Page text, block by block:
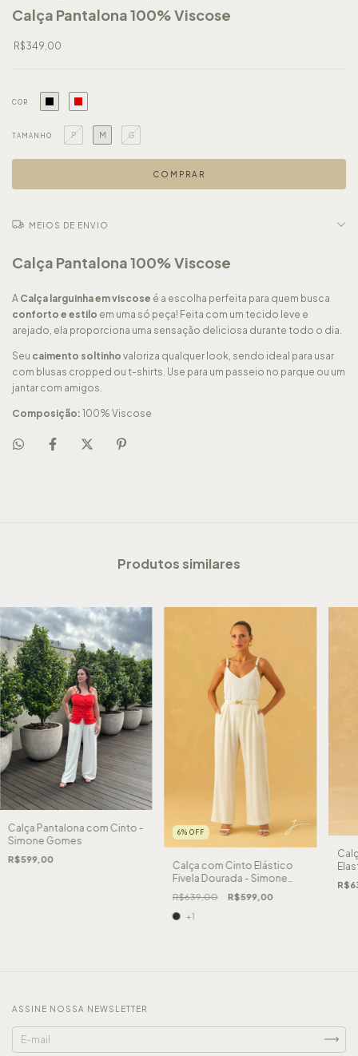
Calça Pantalona 100% Viscose
R$349,00
COR
TAMANHO P M G
MEIOS DE ENVIO
Calça Pantalona 100% Viscose
A Calça larguinha em viscose é a escolha perfeita para quem busca
conforto e estilo em uma só peça! Feita com um tecido leve e
arejado, ela proporciona uma sensação deliciosa durante todo o dia.
Seu caimento soltinho valoriza qualquer look, sendo ideal para usar
com blusas cropped ou t-shirts. Use para um passeio no parque ou um
jantar com amigos.
Composição: 100% Viscose
Produtos similares
Calça Pantalona com Cinto -
Simone Gomes
R$599,00
6% OFF
Calça com Cinto Elástico
Fivela Dourada - Simone
Gomes
R$639,00 R$599,00
+1
ASSINE NOSSA NEWSLETTER